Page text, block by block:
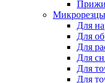
Микрорезцы
Для
Для
Для
Для
Для
Для